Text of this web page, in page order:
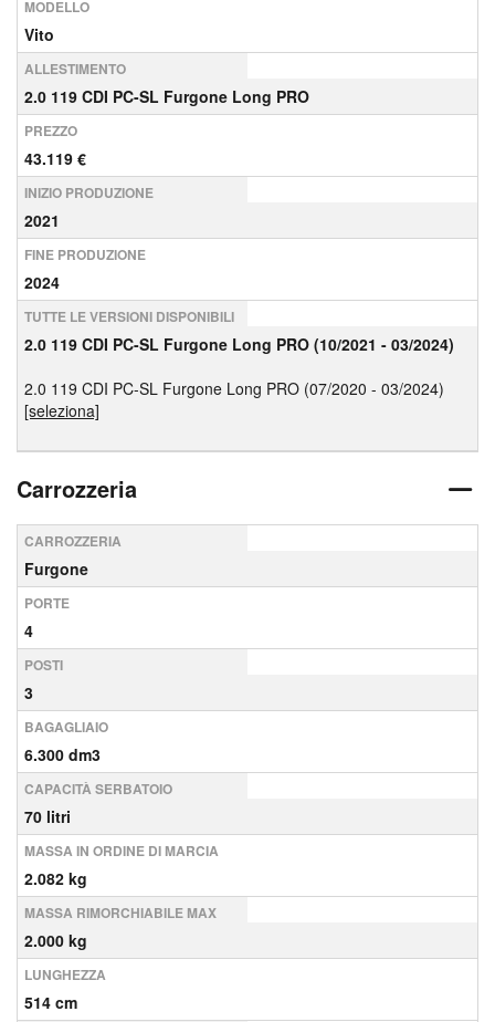
MODELLO
Vito
ALLESTIMENTO
2.0 119 CDI PC-SL Furgone Long PRO
PREZZO
43.119 €
INIZIO PRODUZIONE
2021
FINE PRODUZIONE
2024
TUTTE LE VERSIONI DISPONIBILI
2.0 119 CDI PC-SL Furgone Long PRO (10/2021 - 03/2024)
2.0 119 CDI PC-SL Furgone Long PRO (07/2020 - 03/2024)
[seleziona]
Carrozzeria
CARROZZERIA
Furgone
PORTE
4
POSTI
3
BAGAGLIAIO
6.300 dm3
CAPACITÀ SERBATOIO
70 litri
MASSA IN ORDINE DI MARCIA
2.082 kg
MASSA RIMORCHIABILE MAX
2.000 kg
LUNGHEZZA
514 cm